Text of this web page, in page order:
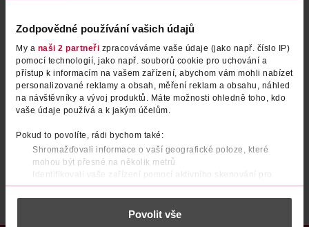
Zodpovědné používání vašich údajů
My a naši 2 partneři zpracováváme vaše údaje (jako např. číslo IP)
pomocí technologií, jako např. souborů cookie pro uchování a
přístup k informacím na vašem zařízení, abychom vám mohli nabízet
personalizované reklamy a obsah, měření reklam a obsahu, náhled
na návštěvníky a vývoj produktů. Máte možnosti ohledně toho, kdo
vaše údaje používá a k jakým účelům.
Pokud to povolíte, rádi bychom také:
Shromažďovali informace o vaší geografické poloze, které
mohou být přesné na několik metrů
Identifikovali vaše zařízení pomocí aktivního skenování pro
konkrétní charakteristiky (otisk prstu)
Zjistěte více o tom, jak zpracováváme vaše osobní údaje, a nastavte
části s podrobnostmi . Svůj souhlas můžete kdykoliv
Povolit vše
Po registraci se stáváte členem ROSSMANN CLUBu a můžete čerpat výhody naplno. Zjistit více